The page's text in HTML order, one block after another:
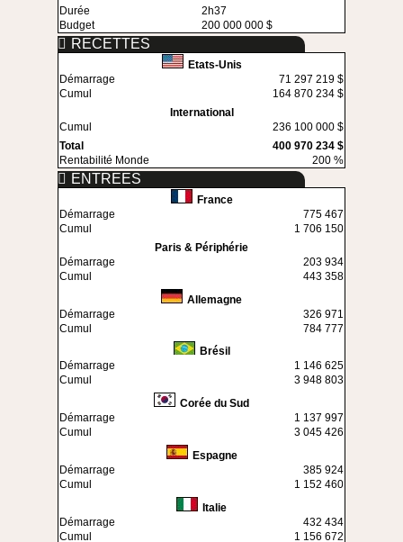
Durée
2h37
Budget
200 000 000 $
RECETTES
Etats-Unis
Démarrage
71 297 219 $
Cumul
164 870 234 $
International
Cumul
236 100 000 $
Total
400 970 234 $
Rentabilité Monde
200 %
ENTREES
France
Démarrage
775 467
Cumul
1 706 150
Paris & Périphérie
Démarrage
203 934
Cumul
443 358
Allemagne
Démarrage
326 971
Cumul
784 777
Brésil
Démarrage
1 146 625
Cumul
3 948 803
Corée du Sud
Démarrage
1 137 997
Cumul
3 045 426
Espagne
Démarrage
385 924
Cumul
1 152 460
Italie
Démarrage
432 434
Cumul
1 156 672